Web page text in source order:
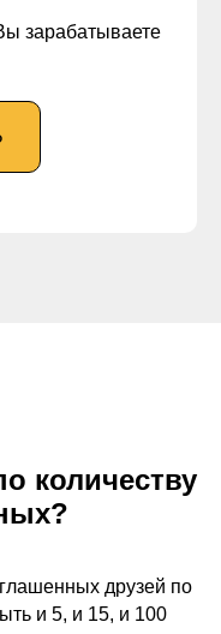
зарабатываете
количеству
друзей по
и 5, и 15, и 100